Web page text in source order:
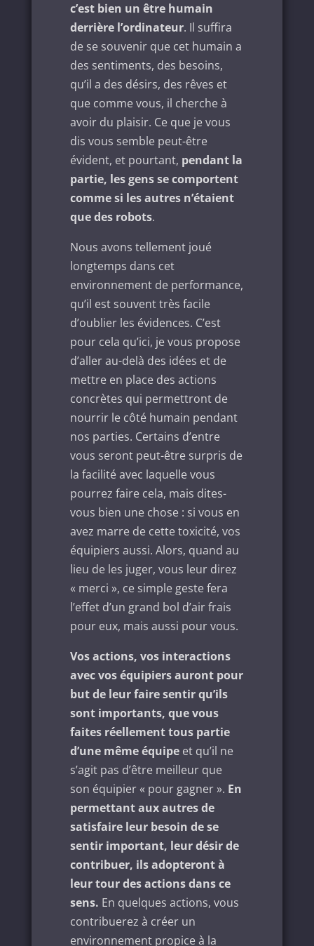
c’est bien un être humain
derrière l’ordinateur. Il suffira
de se souvenir que cet humain a
des sentiments, des besoins,
qu’il a des désirs, des rêves et
que comme vous, il cherche à
avoir du plaisir. Ce que je vous
dis vous semble peut-être
évident, et pourtant, pendant la
partie, les gens se comportent
comme si les autres n’étaient
que des robots.
Nous avons tellement joué
longtemps dans cet
environnement de performance,
qu’il est souvent très facile
d’oublier les évidences. C’est
pour cela qu’ici, je vous propose
d’aller au-delà des idées et de
mettre en place des actions
concrètes qui permettront de
nourrir le côté humain pendant
nos parties. Certains d’entre
vous seront peut-être surpris de
la facilité avec laquelle vous
pourrez faire cela, mais dites-
vous bien une chose : si vous en
avez marre de cette toxicité, vos
équipiers aussi. Alors, quand au
lieu de les juger, vous leur direz
« merci », ce simple geste fera
l’effet d’un grand bol d’air frais
pour eux, mais aussi pour vous.
Vos actions, vos interactions
avec vos équipiers auront pour
but de leur faire sentir qu’ils
sont importants, que vous
faites réellement tous partie
d’une même équipeet qu’il ne
s’agit pas d’être meilleur que
son équipier « pour gagner ». En
permettant aux autres de
satisfaire leur besoin de se
sentir important, leur désir de
contribuer, ils adopteront à
leur tour des actions dans ce
sens. En quelques actions, vous
contribuerez à créer un
environnement propice à la